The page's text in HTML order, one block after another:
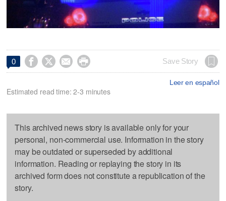
0     Save Story
Leer en español
Estimated read time: 2-3 minutes
This archived news story is available only for your
personal, non-commercial use. Information in the story
may be outdated or superseded by additional
information. Reading or replaying the story in its
archived form does not constitute a republication of the
story.